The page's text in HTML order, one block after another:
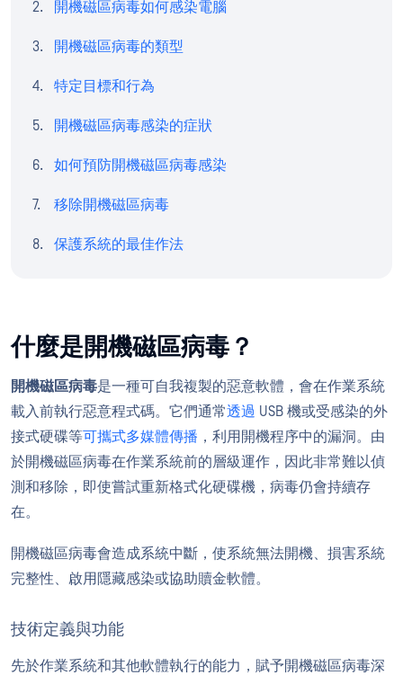
開機磁區病毒如何感染電腦
開機磁區病毒的類型
特定目標和行為
開機磁區病毒感染的症狀
如何預防開機磁區病毒感染
移除開機磁區病毒
保護系統的最佳作法
什麼是開機磁區病毒？
開機磁區病毒是一種可自我複製的惡意軟體，會在作業系統
載入前執行惡意程式碼。它們通常透過 USB 機或受感染的外
接式硬碟等可攜式多媒體傳播 ，利用開機程序中的漏洞。由
於開機磁區病毒在作業系統前的層級運作，因此非常難以偵
測和移除，即使嘗試重新格式化硬碟機，病毒仍會持續存
在。
開機磁區病毒會造成系統中斷，使系統無法開機、損害系統
完整性、啟用隱藏感染或協助贖金軟體。
技術定義與功能
先於作業系統和其他軟體執行的能力，賦予開機磁區病毒深